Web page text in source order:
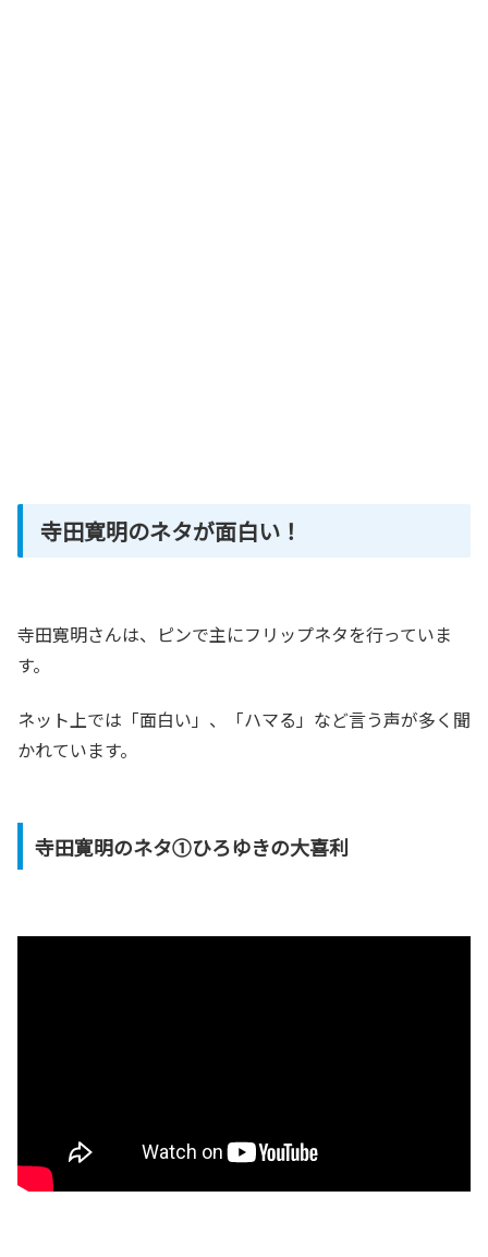
寺田寛明のネタが面白い！
寺田寛明さんは、ピンで主にフリップネタを行っていま
す。
ネット上では「面白い」、「ハマる」など言う声が多く聞
かれています。
寺田寛明のネタ①ひろゆきの大喜利